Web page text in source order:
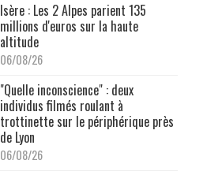
Isère : Les 2 Alpes parient 135
millions d'euros sur la haute
altitude
06/08/26
"Quelle inconscience" : deux
individus filmés roulant à
trottinette sur le périphérique près
de Lyon
06/08/26